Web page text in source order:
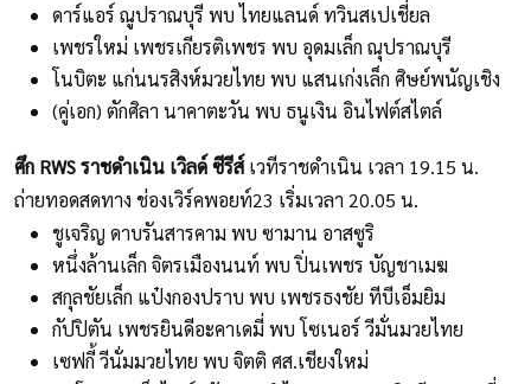
ดาร์แอร์ ณูปราณบุรี พบ ไทยแลนด์ ทวินสเปเชี่ยล
เพชรใหม่ เพชรเกียรติเพชร พบ อุดมเล็ก ณุปราณบุรี
โนบิตะ แก่นนรสิงห์มวยไทย พบ แสนเก่งเล็ก ศิษย์พนัญเชิง
(คู่เอก) ตักศิลา นาคาตะวัน พบ ธนูเงิน อินไฟต์สไตล์
ศึก RWS ราชดำเนิน เวิลด์ ซีรีส์ เวทีราชดำเนิน เวลา 19.15 น.
ถ่ายทอดสดทาง ช่องเวิร์คพอยท์23 เริ่มเวลา 20.05 น.
ชูเจริญ ดาบรันสารคาม พบ ซามาน อาสซูริ
หนึ่งล้านเล็ก จิตรเมืองนนท์ พบ ปิ่นเพชร บัญชาเมฆ
สกุลชัยเล็ก แป๋งกองปราบ พบ เพชรธงชัย ทีบีเอ็มยิม
กัปปิตัน เพชรยินดีอะคาเดมี่ พบ โซเนอร์ วีมั่นมวยไทย
เซฟกี้ วีนั่มมวยไทย พบ จิตติ ศส.เชียงใหม่